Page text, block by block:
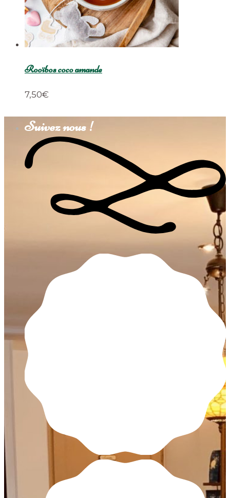
Rooïbos coco amande
7,50€
Suivez nous !